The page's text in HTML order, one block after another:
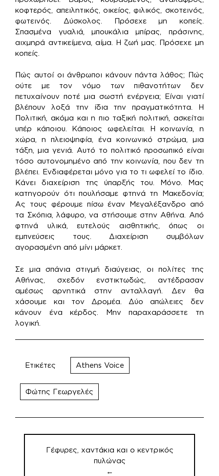
κοφτερός, απειλητικός, οικείος, φιλικός, σκοτεινός,
φωτεινός. Δύσκολος. Πρόσεχε μη κοπείς.
Σπασμένα γυαλιά, μπουκάλια μπίρας, πράσινης,
αιχμηρά αντικείμενα, αίμα. Η ζωή μας. Πρόσεχε μη
κοπείς.
Πώς αυτοί οι άνθρωποι κάνουν πάντα λάθος; Πώς
ούτε με τον νόμο των πιθανοτήτων δεν
πετυχαίνουν ποτέ μια σωστή ενέργεια; Είναι γιατί
βλέπουν λοξά την ίδια την πραγματικότητα. Η
Πολιτική, ακόμα και η πιο ταξική πολιτική, ασκείται
υπέρ κάποιου. Κάποιος ωφελείται. Η κοινωνία, η
χώρα, η πλειοψηφία, ένα κοινωνικό στρώμα, μια
τάξη, μια γενιά. Αυτό το πολιτικό προσωπικό είναι
τόσο αυτονομημένο από την κοινωνία, που δεν τη
βλέπει. Ενδιαφέρεται μόνο για το τι ωφελεί το ίδιο.
Κάνει διαχείριση της ύπαρξής του. Μόνο. Μας
κατηγορούν ότι πουλήσαμε φτηνά τη Μακεδονία;
Ας τους φέρουμε πίσω έναν Μεγαλέξανδρο από
τα Σκόπια, λάφυρο, να στήσουμε στην Αθήνα. Από
φτηνά υλικά, ευτελούς αισθητικής, όπως οι
εμπνεύσεις τους. Διαχείριση συμβόλων
αγορασμένη από μίνι μάρκετ.
Σε μια σπάνια στιγμή διαύγειας, οι πολίτες της
Αθήνας, σχεδόν ενστικτωδώς, αντέδρασαν
αμέσως αρνητικά στην ανταλλαγή. Δεν θα
χάσουμε και τον Δρομέα. Δύο απώλειες δεν
κάνουν ένα κέρδος. Μην παραχαράσσετε τη
λογική.
Ετικέτες Athens Voice
Φώτης Γεωργελές
Πλοήγηση
άρθρωνΓέφυρες, χαντάκια και ο κεντρικός
πυλώνας
←